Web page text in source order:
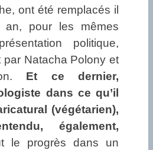
ont été remplacés il
pour les mêmes
politique,
par Natacha Polony et
Et ce dernier,
dans ce qu’il
(végétarien),
également,
le progrès dans un